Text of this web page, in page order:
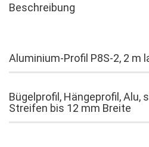
Beschreibung
Aluminium-Profil P8S-2, 2 m
Bügelprofil, Hängeprofil, Alu,
Streifen bis 12 mm Breite